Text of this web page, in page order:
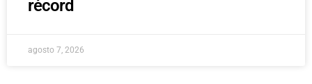
récord
agosto 7, 2026